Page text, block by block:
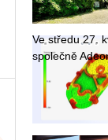
Ve stře­du 27.
spo­leč­ně